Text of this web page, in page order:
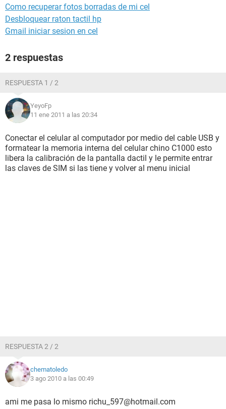
Como recuperar fotos borradas de mi cel
Desbloquear raton tactil hp
Gmail iniciar sesion en cel
2 respuestas
RESPUESTA 1 / 2
YeyoFp
11 ene 2011 a las 20:34
Conectar el celular al computador por medio del cable USB y
formatear la memoria interna del celular chino C1000 esto
libera la calibración de la pantalla dactil y le permite entrar
las claves de SIM si las tiene y volver al menu inicial
RESPUESTA 2 / 2
chematoledo
3 ago 2010 a las 00:49
ami me pasa lo mismo richu_597@hotmail.com